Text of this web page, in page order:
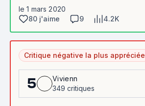
le 1 mars 2020
80 j'aime
9 4.2K
Critique négative la plus appréciée
5
Vivienn
349 critiques